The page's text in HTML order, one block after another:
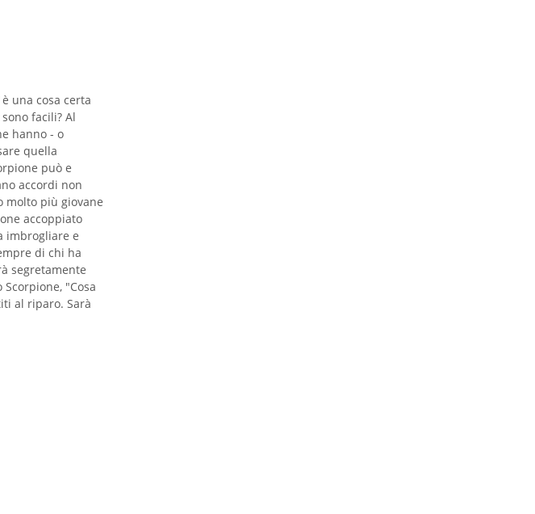
una cosa certa
facili? Al
hanno - o
quella
può e
accordi non
molto più giovane
accoppiato
imbrogliare e
di chi ha
segretamente
"Cosa
al riparo. Sarà